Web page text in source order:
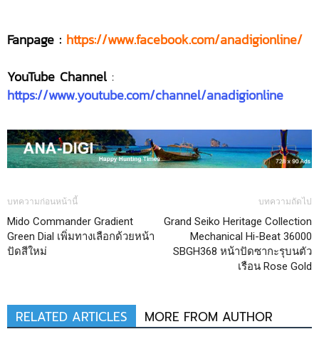
Fanpage : https://www.facebook.com/anadigionline/
YouTube Channel :
https://www.youtube.com/channel/anadigionline
บทความก่อนหน้านี้
Mido Commander Gradient
Green Dial เพิ่มทางเลือกด้วยหน้า
ปัดสีใหม่
บทความถัดไป
Grand Seiko Heritage Collection
Mechanical Hi-Beat 36000
SBGH368 หน้าปัดซากะรุบนตัว
เรือน Rose Gold
RELATED ARTICLES MORE FROM AUTHOR